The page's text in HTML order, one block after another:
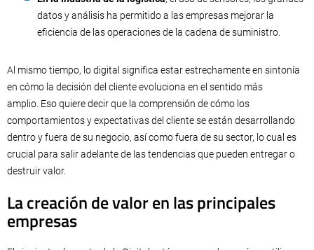
datos y análisis ha permitido a las empresas mejorar la
eficiencia de las operaciones de la cadena de suministro.
Al mismo tiempo, lo digital significa estar estrechamente en sintonía
en cómo la decisión del cliente evoluciona en el sentido más
amplio. Eso quiere decir que la comprensión de cómo los
comportamientos y expectativas del cliente se están desarrollando
dentro y fuera de su negocio, así como fuera de su sector, lo cual es
crucial para salir adelante de las tendencias que pueden entregar o
destruir valor.
La creación de valor en las principales
empresas